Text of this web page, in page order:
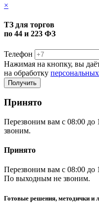
×
ТЗ для торгов
по 44 и 223 ФЗ
Телефон
Нажимая на кнопку, вы
на обработку
Принято
Перезвоним вам с 08:00
звоним.
Принято
Перезвоним вам с 08:00 до
По выходным не звоним.
Готовые решения, методички и